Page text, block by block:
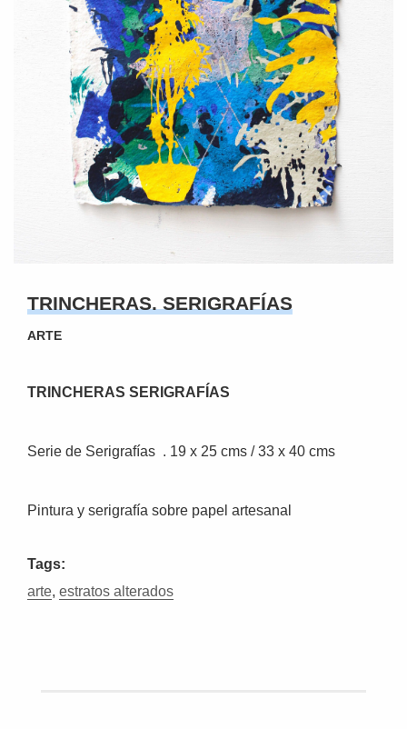
TRINCHERAS. SERIGRAFÍAS
ARTE
TRINCHERAS SERIGRAFÍAS
Serie de Serigrafías . 19 x 25 cms / 33 x 40 cms
Pintura y serigrafía sobre papel artesanal
Tags:
arte, estratos alterados